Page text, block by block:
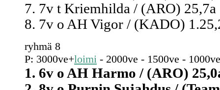
7. 7v t Kriemhilda / (ARO)
8. 7v o AH Vigor / (KADO)
ryhmä 8
P: 3000ve+loimi - 2000ve - 1500ve -
1. 6v o AH Harmo / (ARO)